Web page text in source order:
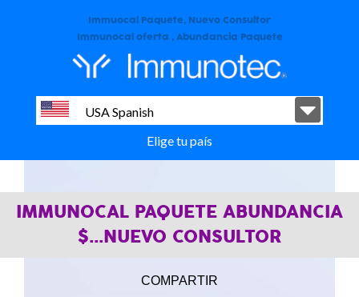
Immuocal Paquete, Nuevo Consultor
Immunocal oferta , Abundancia Paquete
USA Spanish
Elige tu país
IMMUNOCAL PAQUETE ABUNDANCIA
$...NUEVO CONSULTOR
COMPARTIR